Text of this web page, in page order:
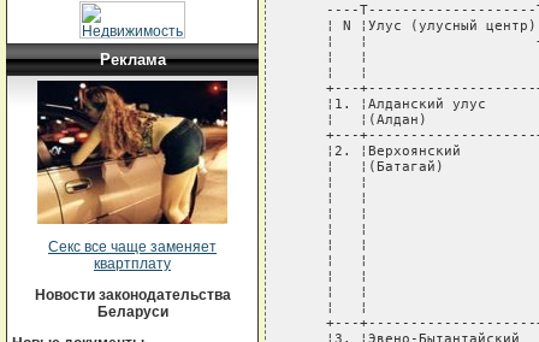
Реклама
Секс все чаще заменяет
квартплату
Новости законодательства
Беларуси
----
¦ N ¦Улус (улусный
¦   ¦
¦   ¦
¦   ¦
+---
¦1. ¦Алданский улус
¦   ¦(Алдан)
+---
¦2. ¦Верхоянский
¦   ¦(Батагай)
¦   ¦
¦   ¦
¦   ¦
¦   ¦
¦   ¦
¦   ¦
¦   ¦
¦   ¦
¦   ¦
+---
¦3. ¦Эвено-Бытантайский